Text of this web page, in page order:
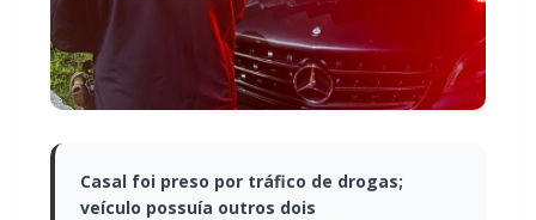
Casal foi preso por tráfico de drogas;
veículo possuía outros dois